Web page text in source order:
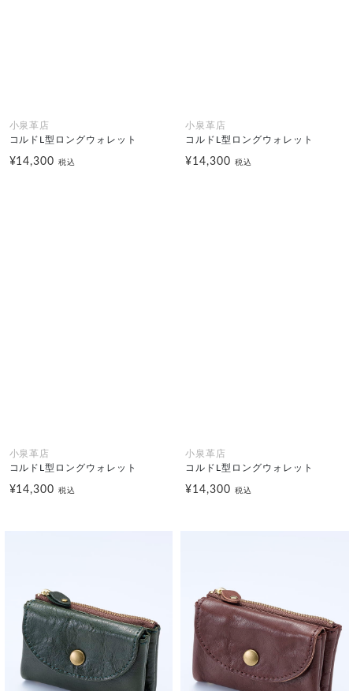
小泉革店
コルドL型ロングウォレット
¥14,300税込
小泉革店
コルドL型ロングウォレット
¥14,300 税込
小泉革店
コルドL型ロングウォレット
¥14,300税込
小泉革店
コルドL型ロングウォレット
¥14,300 税込